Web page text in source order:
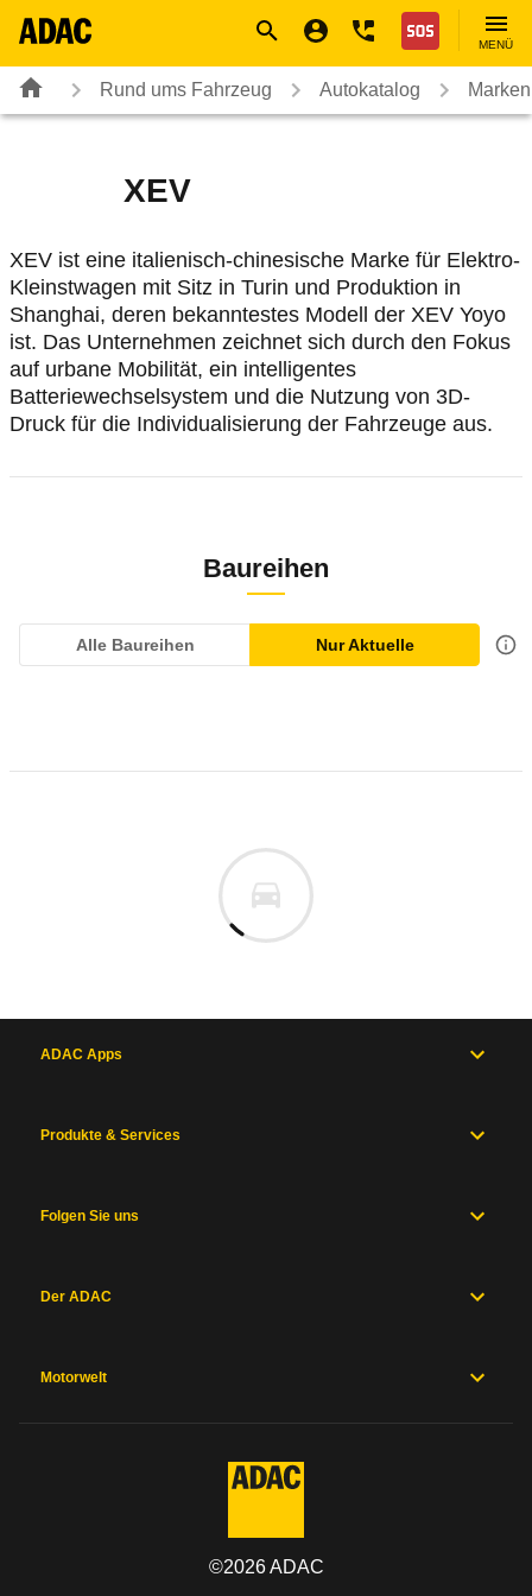
Nothilfe
MENÜ
Rund ums Fahrzeug Autokatalog
XEV
XEV ist eine italienisch-chinesische Marke für Elektro-
Kleinstwagen mit Sitz in Turin und Produktion in
Shanghai, deren bekanntestes Modell der XEV Yoyo
ist. Das Unternehmen zeichnet sich durch den Fokus
auf urbane Mobilität, ein intelligentes
Batteriewechselsystem und die Nutzung von 3D-
Druck für die Individualisierung der Fahrzeuge aus.
Baureihen
Alle Baureihen Nur Aktuelle
ADAC Apps
Produkte & Services
Folgen Sie uns
Der ADAC
Motorwelt
©2026ADAC